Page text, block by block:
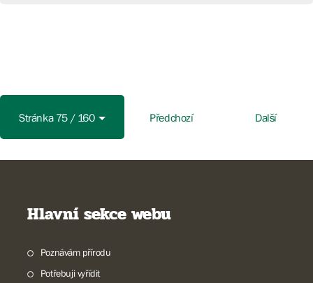
Stránka 75 / 160 Předchozí Další
Hlavní sekce webu
Poznávám přírodu
Potřebuji vyřídit